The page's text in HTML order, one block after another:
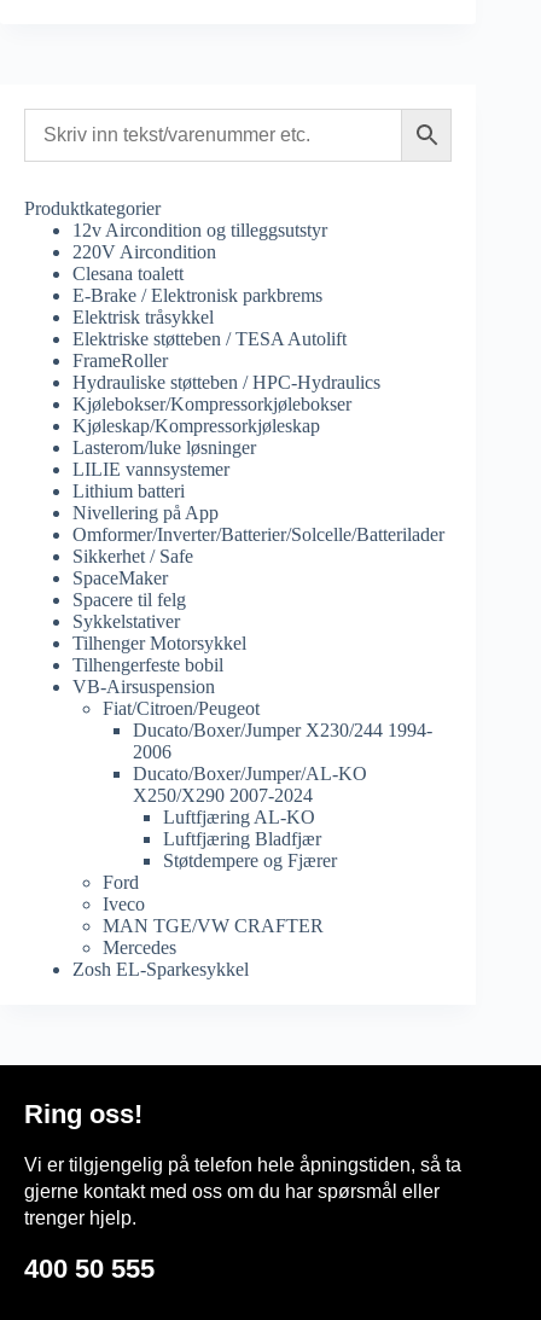
Produktkategorier
12v Aircondition og tilleggsutstyr
220V Aircondition
Clesana toalett
E-Brake / Elektronisk parkbrems
Elektrisk tråsykkel
Elektriske støtteben / TESA Autolift
FrameRoller
Hydrauliske støtteben / HPC-Hydraulics
Kjølebokser/Kompressorkjølebokser
Kjøleskap/Kompressorkjøleskap
Lasterom/luke løsninger
LILIE vannsystemer
Lithium batteri
Nivellering på App
Omformer/Inverter/Batterier/Solcelle/Batterilader
Sikkerhet / Safe
SpaceMaker
Spacere til felg
Sykkelstativer
Tilhenger Motorsykkel
Tilhengerfeste bobil
VB-Airsuspension
Fiat/Citroen/Peugeot
Ducato/Boxer/Jumper X230/244 1994-
2006
Ducato/Boxer/Jumper/AL-KO
X250/X290 2007-2024
Luftfjæring AL-KO
Luftfjæring Bladfjær
Støtdempere og Fjærer
Ford
Iveco
MAN TGE/VW CRAFTER
Mercedes
Zosh EL-Sparkesykkel
Ring oss!
Vi er tilgjengelig på telefon hele åpningstiden, så ta
gjerne kontakt med oss om du har spørsmål eller
trenger hjelp.
400 50 555